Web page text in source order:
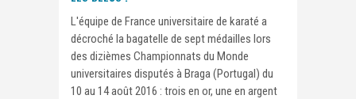
L'équipe de France universitaire de karaté a
décroché la bagatelle de sept médailles lors
des dizièmes Championnats du Monde
universitaires disputés à Braga (Portugal) du
10 au 14 août 2016 : trois en or, une en argent